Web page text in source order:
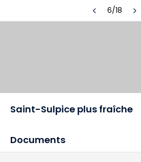
chevron_left 6/18 chevron_right
Saint-Sulpice plus fraîche
Documents